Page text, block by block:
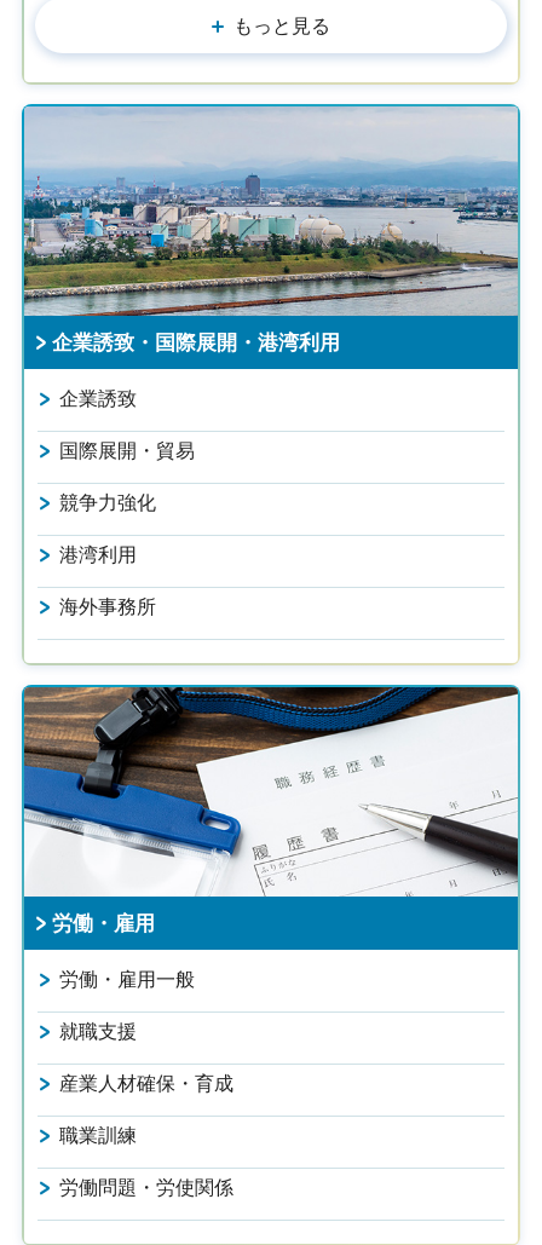
もっと見る
企業誘致・国際展開・港湾利用
企業誘致
国際展開・貿易
競争力強化
港湾利用
海外事務所
労働・雇用
労働・雇用一般
就職支援
産業人材確保・育成
職業訓練
労働問題・労使関係